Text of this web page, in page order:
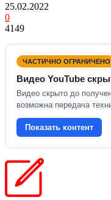
25.02.2022
0
4149
ЧАСТИЧНО ОГРАНИЧЕНО
Видео YouTube
Видео скрыто до
возможна передача
Показать контент